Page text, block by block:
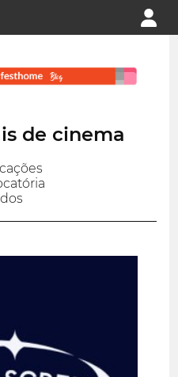
de cinema